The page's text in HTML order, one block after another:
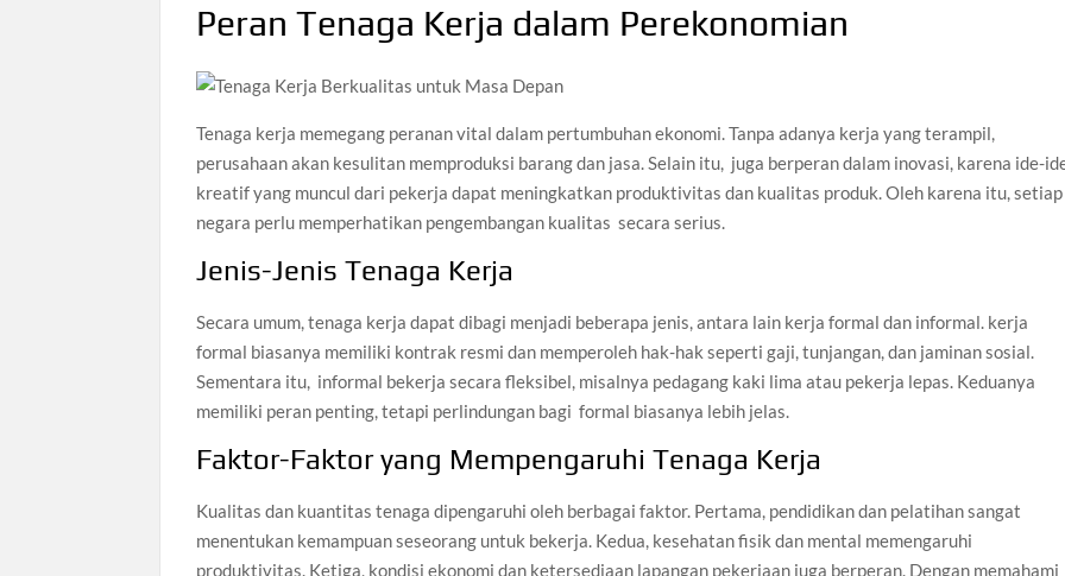
Peran Tenaga Kerja dalam Perekonomian
Tenaga kerja memegang peranan vital dalam pertumbuhan ekonomi. Tanpa adanya kerja yang terampil,
perusahaan akan kesulitan memproduksi barang dan jasa. Selain itu, juga berperan dalam inovasi, karena ide-
kreatif yang muncul dari pekerja dapat meningkatkan produktivitas dan kualitas produk. Oleh karena itu, setiap
negara perlu memperhatikan pengembangan kualitas secara serius.
Jenis-Jenis Tenaga Kerja
Secara umum, tenaga kerja dapat dibagi menjadi beberapa jenis, antara lain kerja formal dan informal. kerja
formal biasanya memiliki kontrak resmi dan memperoleh hak-hak seperti gaji, tunjangan, dan jaminan sosial.
Sementara itu, informal bekerja secara fleksibel, misalnya pedagang kaki lima atau pekerja lepas. Keduanya
memiliki peran penting, tetapi perlindungan bagi formal biasanya lebih jelas.
Faktor-Faktor yang Mempengaruhi Tenaga Kerja
Kualitas dan kuantitas tenaga dipengaruhi oleh berbagai faktor. Pertama, pendidikan dan pelatihan sangat
menentukan kemampuan seseorang untuk bekerja. Kedua, kesehatan fisik dan mental memengaruhi
produktivitas. Ketiga, kondisi ekonomi dan ketersediaan lapangan pekerjaan juga berperan. Dengan memahami